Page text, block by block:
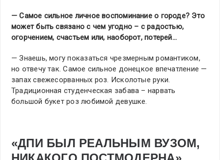
— Самое сильное личное воспоминание о городе? Это
может быть связано с чем угодно – с радостью,
огорчением, счастьем или, наоборот, потерей…
— Знаешь, могу показаться чрезмерным романтиком,
но отвечу так. Самое сильное донецкое впечатление —
запах свежесорванных роз. Исколотые руки.
Традиционная студенческая забава – нарвать
большой букет роз любимой девушке.
«ДПИ БЫЛ РЕАЛЬНЫМ ВУЗОМ,